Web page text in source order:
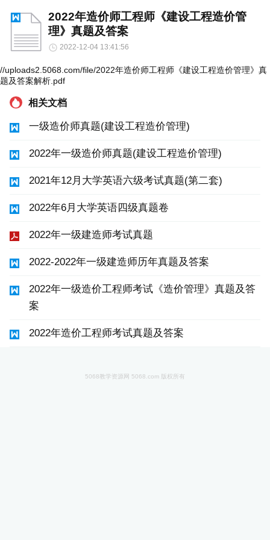
2022年造价师工程师《建设工程造价管
理》真题及答案
2022-12-04 13:41:56
//uploads2.5068.com/file/2022年造价师工程师《建设工程造价管理》真
题及答案解析.pdf
相关文档
一级造价师真题(建设工程造价管理)
2022年一级造价师真题(建设工程造价管理)
2021年12月大学英语六级考试真题(第二套)
2022年6月大学英语四级真题卷
2022年一级建造师考试真题
2022-2022年一级建造师历年真题及答案
2022年一级造价工程师考试《造价管理》真题及答
案
2022年造价工程师考试真题及答案
5068教学资源网 5068.com 版权所有